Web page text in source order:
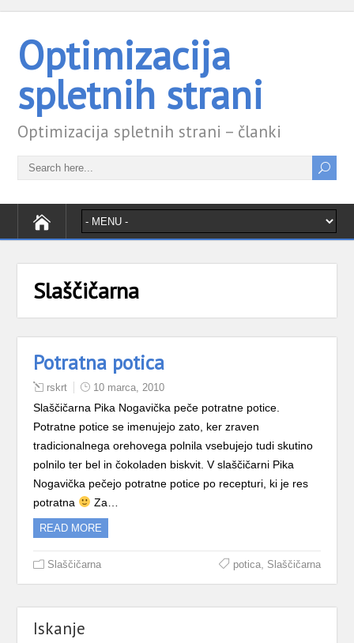
Optimizacija
spletnih strani
Optimizacija spletnih strani – članki
Slaščičarna
Potratna potica
rskrt 10 marca, 2010
Slaščičarna Pika Nogavička peče potratne potice.
Potratne potice se imenujejo zato, ker zraven
tradicionalnega orehovega polnila vsebujejo tudi skutino
polnilo ter bel in čokoladen biskvit. V slaščičarni Pika
Nogavička pečejo potratne potice po recepturi, ki je res
potratna
Za…
READ MORE
Slaščičarna potica, Slaščičarna
Iskanje